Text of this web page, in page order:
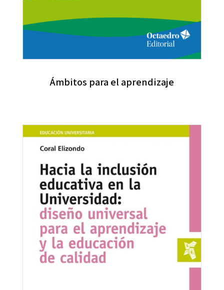
Ámbitos para el aprendizaje